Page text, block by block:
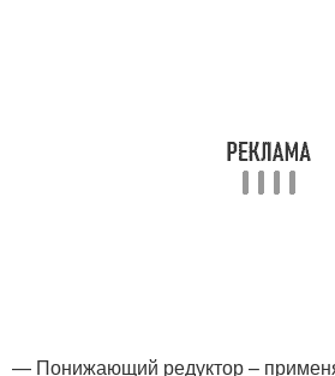
— Понижающий редуктор –